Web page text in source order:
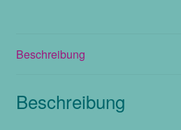
Beschreibung
Beschreibung